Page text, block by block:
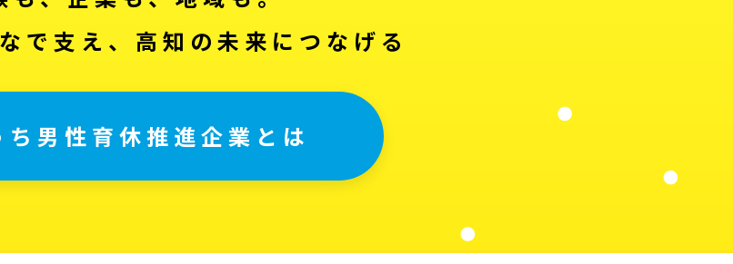
で支え、高知の未来につなげる
ち男性育休推進企業とは